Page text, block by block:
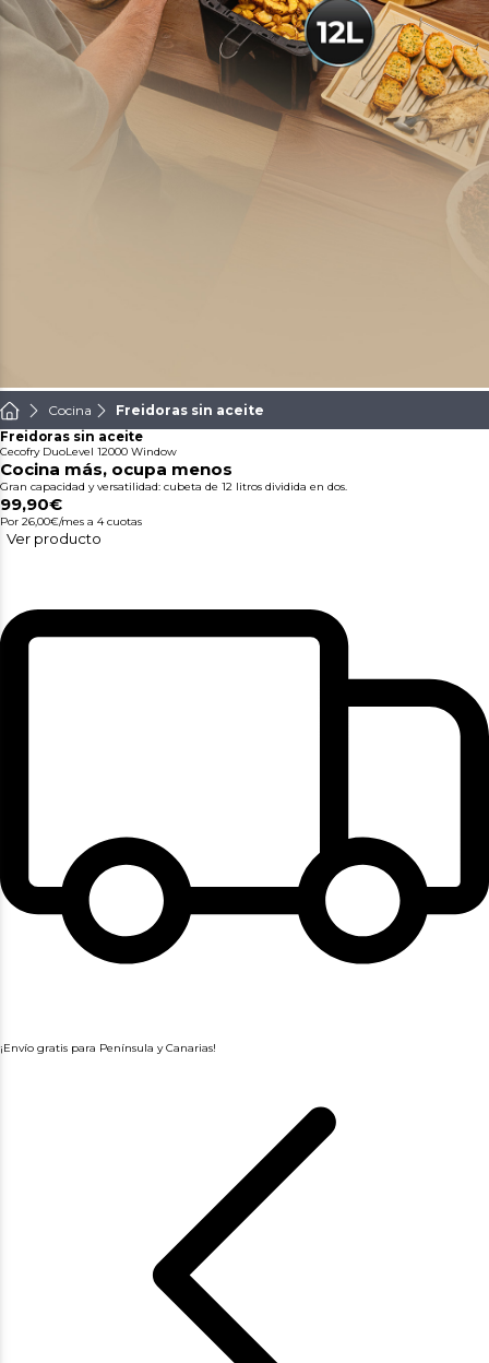
Cocina Freidoras sin aceite
Freidoras sin aceite
Cecofry DuoLevel 12000 Window
Cocina más, ocupa menos
Gran capacidad y versatilidad: cubeta de 12 litros dividida en dos.
99,90€
Por 26,00€/mes a 4 cuotas
Ver producto
¡Envío gratis para Península y Canarias!